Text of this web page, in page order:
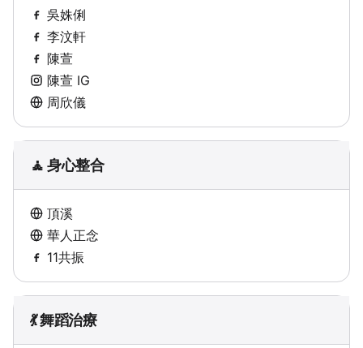
吳姝俐
李汶軒
陳萱
陳萱 IG
周欣儀
🧘 身心整合
頂溪
華人正念
11共振
💃 舞蹈治療